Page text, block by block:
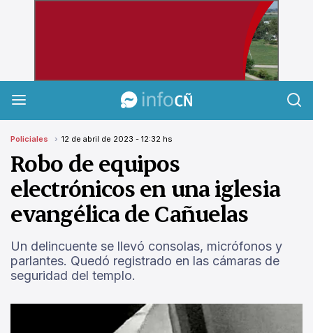
Policiales 12 de abril de 2023 - 12:32 hs
Robo de equipos
electrónicos en una iglesia
evangélica de Cañuelas
Un delincuente se llevó consolas, micrófonos y
parlantes. Quedó registrado en las cámaras de
seguridad del templo.